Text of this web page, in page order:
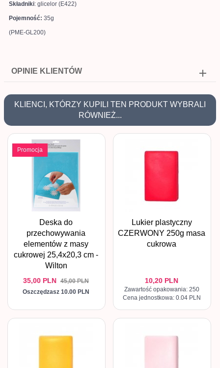
Składniki: glicelor (E422)
Pojemność: 35g
(PME-GL200)
OPINIE KLIENTÓW
KLIENCI, KTÓRZY KUPILI TEN PRODUKT WYBRALI
RÓWNIEŻ...
Promocja
Deska do
przechowywania
elementów z masy
cukrowej 25,4x20,3 cm -
Wilton
35,00 PLN 45,00 PLN
Oszczędzasz 10.00 PLN
Lukier plastyczny
CZERWONY 250g masa
cukrowa
10,20 PLN
Zawartość opakowania: 250
Cena jednostkowa: 0.04 PLN